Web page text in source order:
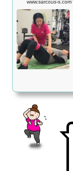
www.sarcous-s.com